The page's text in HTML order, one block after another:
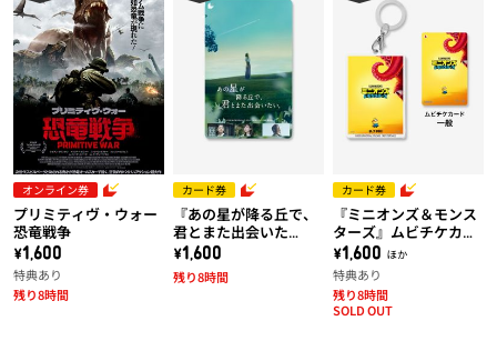
オンライン券
プリミティヴ・ウォー
恐竜戦争
\1,600
特典あり
残り8時間
カード券
『あの星が降る丘で、
君とまた出会いた
い。』ムビチケカード
\1,600
残り8時間
カード券
『ミニオンズ＆モンス
ターズ』ムビチケカー
ド【第1弾】
\1,600 ほか
特典あり
SOLD OUT
残り8時間